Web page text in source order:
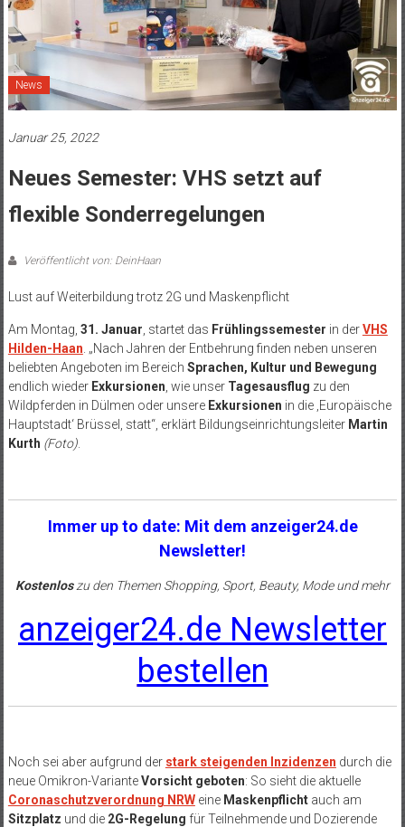
News
Januar 25, 2022
Neues Semester: VHS setzt auf
flexible Sonderregelungen
Veröffentlicht von: DeinHaan
Lust auf Weiterbildung trotz 2G und Maskenpflicht
Am Montag, 31. Januar , startet das Frühlingssemester in derVHS
Hilden-Haan . „Nach Jahren der Entbehrung finden neben unseren
beliebten Angeboten im Bereich Sprachen, Kultur und Bewegung
endlich wieder Exkursionen , wie unser Tagesausflug zu den
Wildpferden in Dülmen oder unsere Exkursionen in die ‚Europäische
Hauptstadt‘ Brüssel, statt“, erklärt Bildungseinrichtungsleiter Martin
Kurth (Foto).
Immer up to date: Mit dem anzeiger24.de
Newsletter!
Kostenloszu den Themen Shopping, Sport, Beauty, Mode und mehr
anzeiger24.de Newsletter
bestellen
Noch sei aber aufgrund der stark steigenden Inzidenzen durch die
neue Omikron-VarianteVorsicht geboten: So sieht die aktuelle
Coronaschutzverordnung NRWeine Maskenpflichtauch am
Sitzplatz und die 2G-Regelung für Teilnehmende und Dozierende